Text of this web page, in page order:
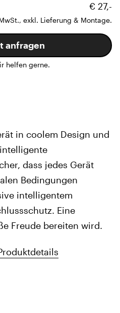
€ 27,-
exkl. Lieferung & Montage.
anfragen
helfen gerne.
in coolem Design und
dass jedes Gerät
Bedingungen
intelligentem
Eine
Freude bereiten wird.